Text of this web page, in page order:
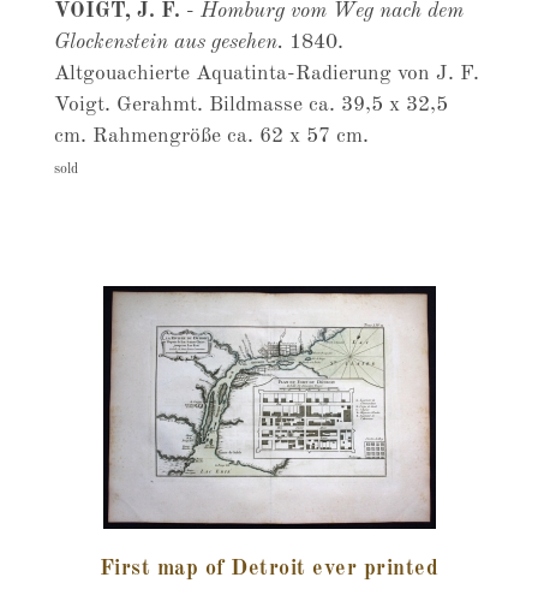
VOIGT, J. F. - Homburg vom Weg nach dem
Glockenstein aus gesehen. 1840.
Altgouachierte Aquatinta-Radierung von J. F.
Voigt. Gerahmt. Bildmasse ca. 39,5 x 32,5
cm. Rahmengröße ca. 62 x 57 cm.
sold
First map of Detroit ever printed